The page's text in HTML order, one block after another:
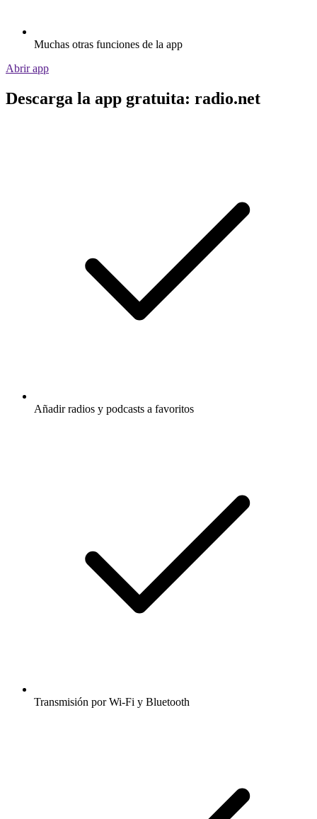
Muchas otras funciones de la app
Abrir app
Descarga la app gratuita: radio.net
Añadir radios y podcasts a favoritos
Transmisión por Wi-Fi y Bluetooth